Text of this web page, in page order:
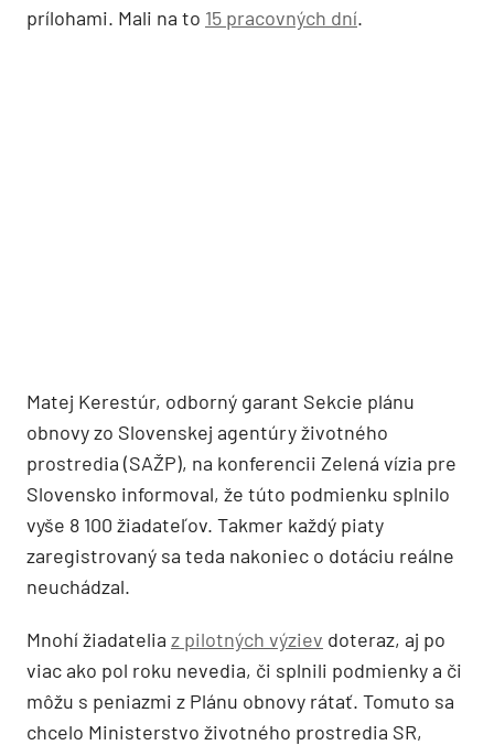
prílohami. Mali na to 15 pracovných dní.
Matej Kerestúr, odborný garant Sekcie plánu
obnovy zo Slovenskej agentúry životného
prostredia (SAŽP), na konferencii Zelená vízia pre
Slovensko informoval, že túto podmienku splnilo
vyše 8 100 žiadateľov. Takmer každý piaty
zaregistrovaný sa teda nakoniec o dotáciu reálne
neuchádzal.
Mnohí žiadatelia z pilotných výziev doteraz, aj po
viac ako pol roku nevedia, či splnili podmienky a či
môžu s peniazmi z Plánu obnovy rátať. Tomuto sa
chcelo Ministerstvo životného prostredia SR,